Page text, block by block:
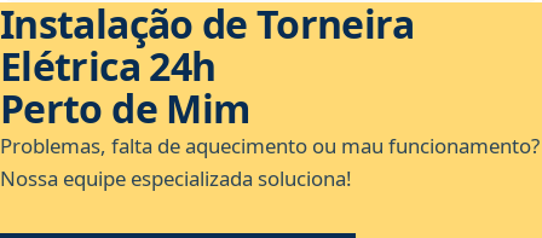
Instalação de Torneira
Elétrica 24h
Perto de Mim
Problemas, falta de aquecimento ou mau funcionamento?
Nossa equipe especializada soluciona!